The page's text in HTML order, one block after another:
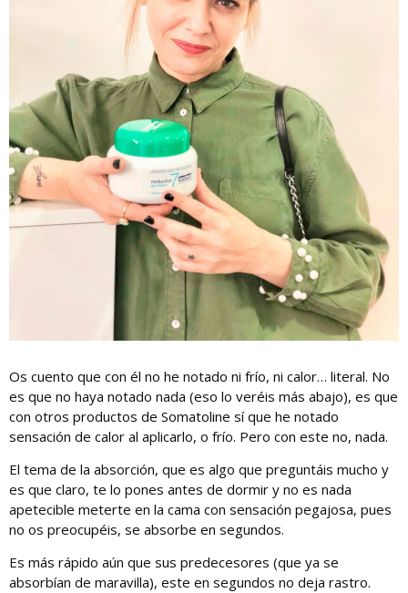
Os cuento que con él no he notado ni frío, ni calor… literal. No
es que no haya notado nada (eso lo veréis más abajo), es que
con otros productos de Somatoline sí que he notado
sensación de calor al aplicarlo, o frío. Pero con este no, nada.
El tema de la absorción, que es algo que preguntáis mucho y
es que claro, te lo pones antes de dormir y no es nada
apetecible meterte en la cama con sensación pegajosa, pues
no os preocupéis, se absorbe en segundos.
Es más rápido aún que sus predecesores (que ya se
absorbían de maravilla), este en segundos no deja rastro.